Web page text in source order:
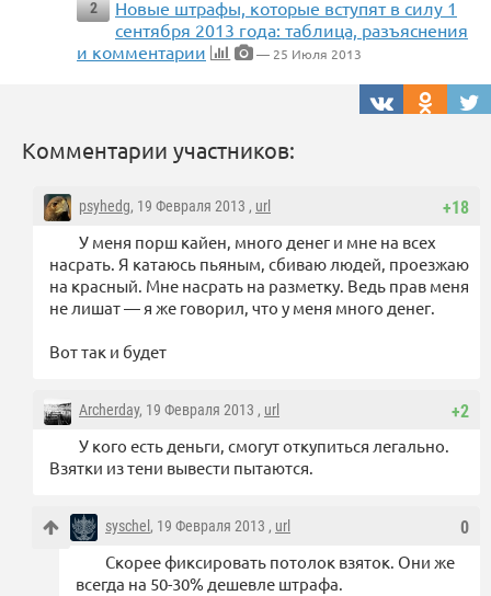
2
Новые штрафы, которые вступят в силу 1
сентября 2013 года: таблица, разъяснения
и комментарии
— 25 Июля 2013
Комментарии участников:
+18
psyhedg, 19 Февраля 2013 , url
У меня порш кайен, много денег и мне на всех
насрать. Я катаюсь пьяным, сбиваю людей, проезжаю
на красный. Мне насрать на разметку. Ведь прав меня
не лишат — я же говорил, что у меня много денег.
Вот так и будет
+2
Archerday, 19 Февраля 2013 , url
У кого есть деньги, смогут откупиться легально.
Взятки из тени вывести пытаются.
0
syschel , 19 Февраля 2013 , url
Скорее фиксировать потолок взяток. Они же
всегда на 50-30% дешевле штрафа.